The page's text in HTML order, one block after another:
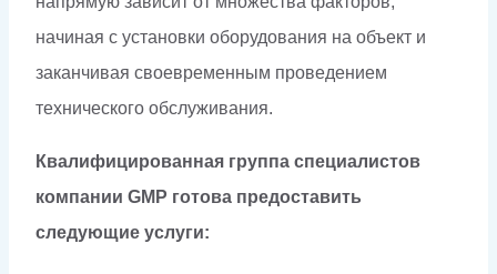
начиная с установки оборудования на объект и
заканчивая своевременным проведением
технического обслуживания.
Квалифицированная группа специалистов
компании GMP готова предоставить
следующие услуги: